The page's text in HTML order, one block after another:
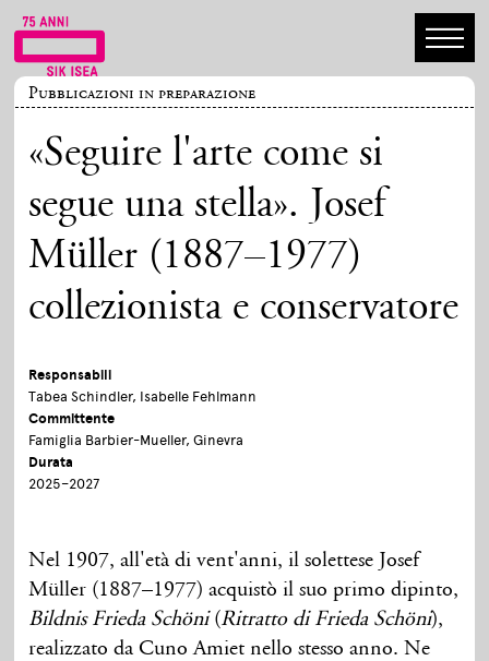
Pubblicazioni in preparazione
«Seguire l'arte come si
segue una stella». Josef
Müller (1887–1977)
collezionista e conservatore
Responsabili
Tabea Schindler, Isabelle Fehlmann
Committente
Famiglia Barbier-Mueller, Ginevra
Durata
2025–2027
Nel 1907, all'età di vent'anni, il solettese Josef
Müller (1887–1977) acquistò il suo primo dipinto,
Bildnis Frieda Schöni(Ritratto di Frieda Schöni),
realizzato da Cuno Amiet nello stesso anno. Ne